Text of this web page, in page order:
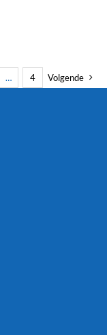
… 4 Volgende